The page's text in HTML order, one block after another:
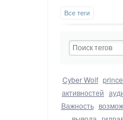
Все теги
Cyber Wolf
активностей
Важность